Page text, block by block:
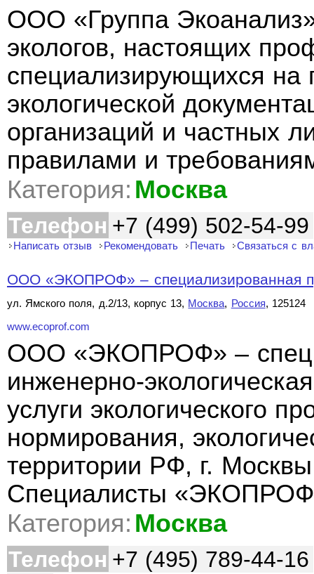
ООО «Группа
экологов, настоящих
специализирующихся на
экологической
организаций и частных
правилами и
Категория: Москва
Телефон +7 (499) 502-54-99
Написать отзыв Рекомендовать Печать Связаться с
ООО «ЭКОПРОФ» – специализированная
ул. Ямского поля, д.2/13, корпус 13, Москва, Россия, 125124
www.ecoprof.com
ООО «ЭКОПРОФ» –
инженерно-
услуги экологического
нормирования,
территории РФ, г.
Специалисты
Категория: Москва
Телефон +7 (495) 789-44-16